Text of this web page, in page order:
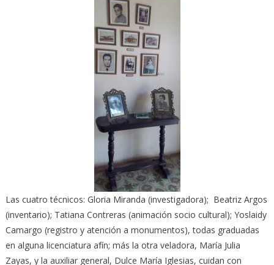
Las cuatro técnicos: Gloria Miranda (investigadora); Beatriz Argos
(inventario); Tatiana Contreras (animación socio cultural); Yoslaidy
Camargo (registro y atención a monumentos), todas graduadas
en alguna licenciatura afín; más la otra veladora, María Julia
Zayas, y la auxiliar general, Dulce María Iglesias, cuidan con